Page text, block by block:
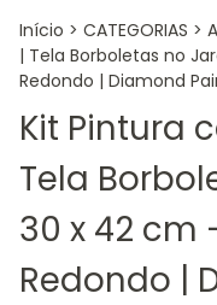
Início > CATEGORIAS >
| Tela Borboletas no
Redondo | Diamond
Kit Pintura
Tela
30 x 42
Redondo |